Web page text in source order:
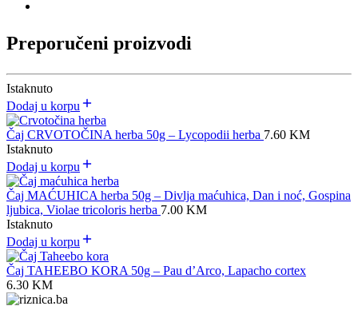
Preporučeni proizvodi
Istaknuto
Dodaj u korpu
Čaj CRVOTOČINA herba 50g – Lycopodii herba 7.60 KM
Istaknuto
Dodaj u korpu
Čaj MAĆUHICA herba 50g – Divlja maćuhica, Dan i noć, Gospina
ljubica, Violae tricoloris herba 7.00 KM
Istaknuto
Dodaj u korpu
Čaj TAHEEBO KORA 50g – Pau d’Arco, Lapacho cortex
6.30 KM